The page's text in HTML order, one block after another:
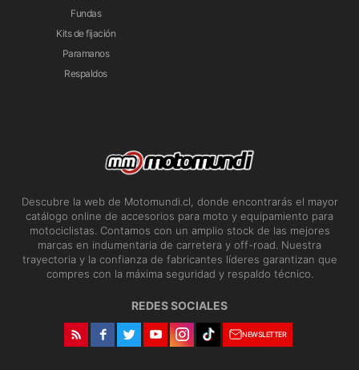
Fundas
Kits de fijación
Paramanos
Respaldos
Descubre la web de Motomundi.cl, donde encontrarás el mayor
catálogo online de accesorios para moto y equipamiento para
motociclistas. Contamos con un amplio stock de las mejores
marcas en indumentaria de carretera y off-road. Nuestra
trayectoria y la confianza de fabricantes líderes garantizan que
compres con la máxima seguridad y respaldo técnico.
REDES SOCIALES
NEWSLETTER